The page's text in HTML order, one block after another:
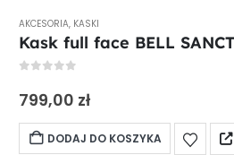
AKCESORIA, KASKI
Kask full face BELL
799,00 zł
DODAJ DO KOSZYKA